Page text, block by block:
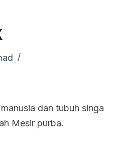
dan tubuh singa
Mesir purba.